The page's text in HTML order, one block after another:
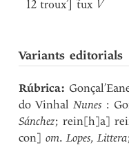
12 troux’] t̃ux V
Variants editorials
Rúbrica:
do VinhalNunes :
Sánchez; rein[h]a]
con]om.Lopes,Littera